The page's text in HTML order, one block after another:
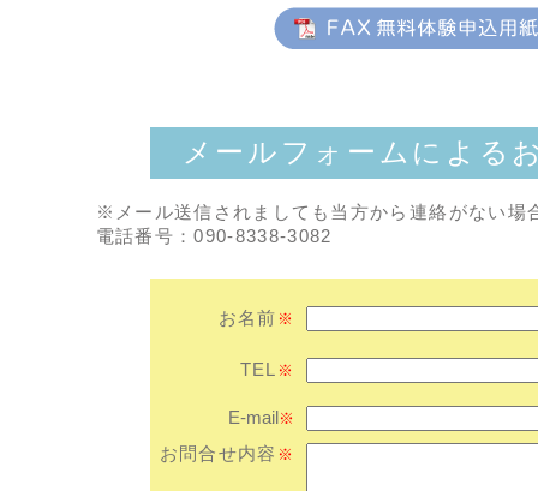
メールフォームによる
※メール送信されましても当方から連絡がない場
電話番号：090-8338-3082
お名前 ※
TEL ※
E-mail ※
お問合せ内容 ※